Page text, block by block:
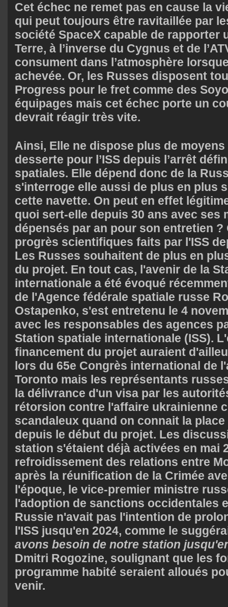
Cet échec ne remet pas en cause la
qui peut toujours être ravitaillée par
société SpaceX capable de rapporter
Terre, à l’inverse du Cygnus et de
consument dans l’atmosphère
achevée. Or, les Russes disposent
Progress pour le fret comme des
équipages mais cet échec porte un
devrait réagir très vite.
Ainsi, Elle ne dispose plus de
desserte pour l’ISS depuis l’arrêt
spatiales. Elle dépend donc de la
s'interroge elle aussi de plus en plus
cette navette. On peut en effet
quoi sert-elle depuis 30 ans avec ses
dépensés par an pour son entretien ?
progrès scientifiques faits par l'ISS
Les Russes souhaitent de plus en
du projet. En tout cas, l'avenir de la
internationale a été évoqué
de l'Agence fédérale spatiale russe
Ostapenko, s'est entretenu le 4
avec les responsables des agences
Station spatiale internationale (ISS).
financement du projet auraient
lors du 65e Congrès international de
Toronto mais les représentants
la délivrance d'un visa par les
rétorsion contre l'affaire ukrainienne
scandaleux quand on connait la
depuis le début du projet. Les
station s'étaient déjà activées en mai
refroidissement des relations entre
après la réunification de la Crimée
l'époque, le vice-premier ministre
l'adoption de sanctions occidentales
Russie n'avait pas l'intention de
l'ISS jusqu'en 2024, comme le
avons besoin de notre station
Dmitri Rogozine, soulignant que les
programme habité seraient alloués
venir.